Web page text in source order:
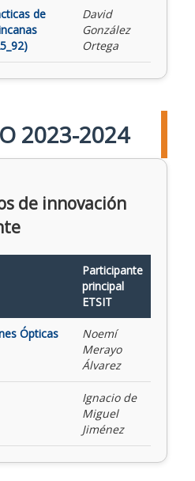
de
David
González
Ortega
2023-2024
de innovación
Participante
principal
ETSIT
Ópticas
Noemí
Merayo
Álvarez
Ignacio de
Miguel
Jiménez